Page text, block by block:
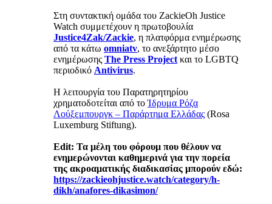
Στη συντακτική ομάδα του ZackieOh Justice
Watch συμμετέχουν η πρωτοβουλία
Justice4Zak/Zackie, η πλατφόρμα ενημέρωσης
από τα κάτω omniatv, το ανεξάρτητο μέσο
ενημέρωσης The Press Project και το LGBTQ
περιοδικό Antivirus.
Η λειτουργία του Παρατηρητηρίου
χρηματοδοτείται από τοΊδρυμα Ρόζα
Λούξεμπουργκ – Παράρτημα Ελλάδας (Rosa
Luxemburg Stiftung).
Edit: Τα μέλη του φόρουμ που θέλουν να
ενημερώνονται καθημερινά για την πορεία
της ακροαματικής διαδικασίας μπορούν εδώ:
https://zackieohjustice.watch/category/h-
dikh/anafores-dikasimon/